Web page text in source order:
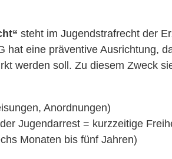
steht im Jugendstrafrecht der
hat eine präventive Ausrichtung,
werden soll. Zu diesem Zweck
Anordnungen)
Jugendarrest = kurzzeitige
Monaten bis fünf Jahren)